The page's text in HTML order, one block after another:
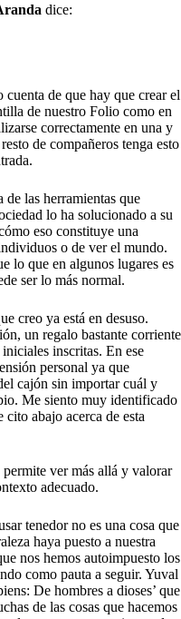
dice:
de que hay que crear el
de nuestro Folio como en
correctamente en una y
de compañeros tenga esto
las herramientas que
lo ha solucionado a su
eso constituye una
o de ver el mundo.
lo que en algunos lugares es
ser lo más normal.
creo ya está en desuso.
un regalo bastante corriente
inscritas. En ese
personal ya que
cajón sin importar cuál y
Me siento muy identificado
abajo acerca de esta
ver más allá y valorar
adecuado.
tenedor no es una cosa que
haya puesto a nuestra
nos hemos autoimpuesto los
como pauta a seguir. Yuval
De hombres a dioses’ que
de las cosas que hacemos